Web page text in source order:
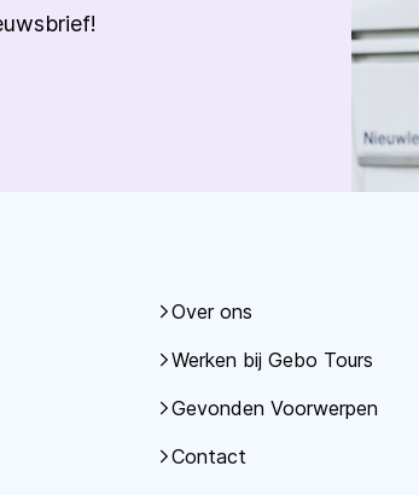
Over ons
Werken bij Gebo Tours
Gevonden Voorwerpen
Contact